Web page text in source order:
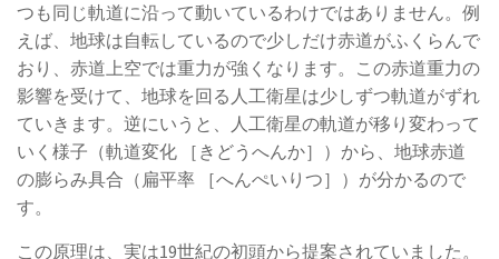
つも同じ軌道に沿って動いているわけではありません。例
えば、地球は自転しているので少しだけ赤道がふくらんで
おり、赤道上空では重力が強くなります。この赤道重力の
影響を受けて、地球を回る人工衛星は少しずつ軌道がずれ
ていきます。逆にいうと、人工衛星の軌道が移り変わって
いく様子（軌道変化 ［きどうへんか］）から、地球赤道
の膨らみ具合（扁平率 ［へんぺいりつ］）が分かるので
す。
この原理は、実は19世紀の初頭から提案されていました。